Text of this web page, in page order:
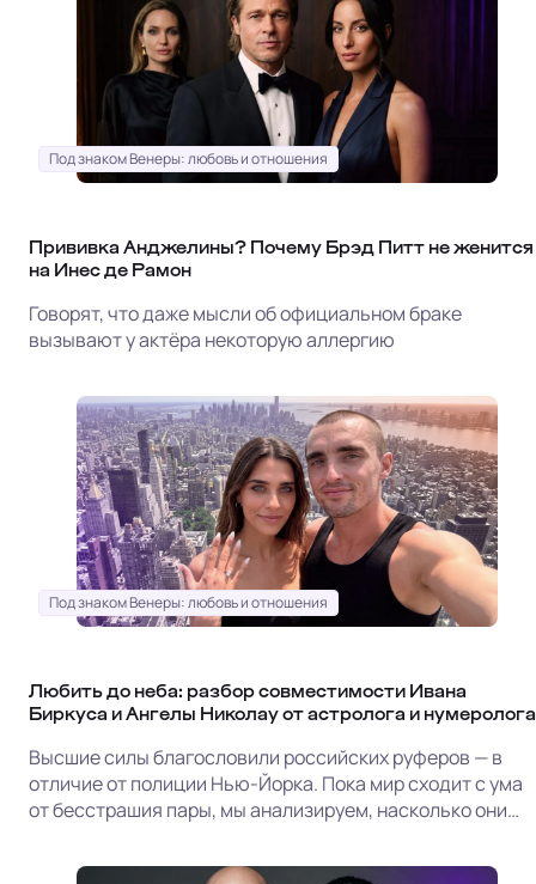
Под знаком Венеры: любовь и отношения
Прививка Анджелины? Почему Брэд Питт не женится
на Инес де Рамон
Говорят, что даже мысли об официальном браке
вызывают у актёра некоторую аллергию
Под знаком Венеры: любовь и отношения
Любить до неба: разбор совместимости Ивана
Биркуса и Ангелы Николау от астролога и нумеролога
Высшие силы благословили российских руферов — в
отличие от полиции Нью-Йорка. Пока мир сходит с ума
от бесстрашия пары, мы анализируем, насколько они